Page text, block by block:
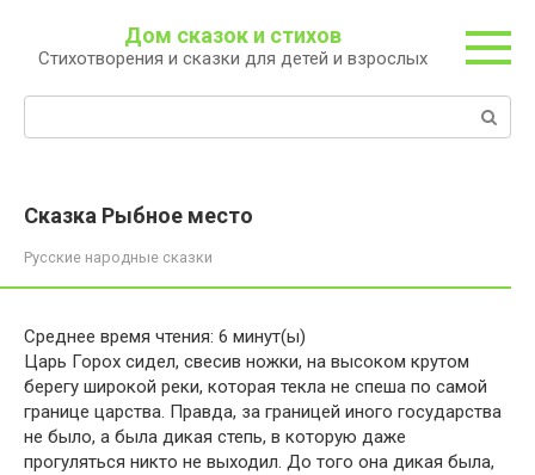
контенту
Дом сказок и стихов
Стихотворения и сказки для детей и взрослых
Сказка Рыбное место
Русские народные сказки
Среднее время чтения: 6 минут(ы)
Царь Горох сидел, свесив ножки, на высоком крутом
берегу широкой реки, которая текла не спеша по самой
границе царства. Правда, за границей иного государства
не было, а была дикая степь, в которую даже
прогуляться никто не выходил. До того она дикая была,